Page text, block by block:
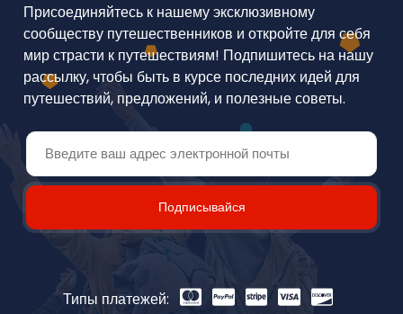
Присоединяйтесь к нашему эксклюзивному
сообществу путешественников и откройте для себя
мир страсти к путешествиям! Подпишитесь на нашу
рассылку, чтобы быть в курсе последних идей для
путешествий, предложений, и полезные советы.
Подписывайся
Типы платежей: